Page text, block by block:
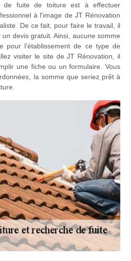
de fuite de toiture est à effectuer
à l'image de JT Rénovation
De ce fait, pour faire le travail, il
devis gratuit. Ainsi, aucune somme
pour l'établissement de ce type de
visiter le site de JT Rénovation, il
une fiche ou un formulaire. Vous
la somme que seriez prêt à